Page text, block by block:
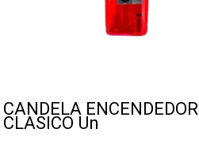
CANDELA ENCENDEDOR
CLASICO Un